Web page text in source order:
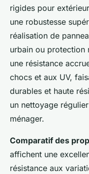
rigides pour
une robustesse
réalisation de
urbain ou protection
une résistance
chocs et aux UV,
durables et haute
un nettoyage
ménager.
Comparatif des
affichent une
résistance aux